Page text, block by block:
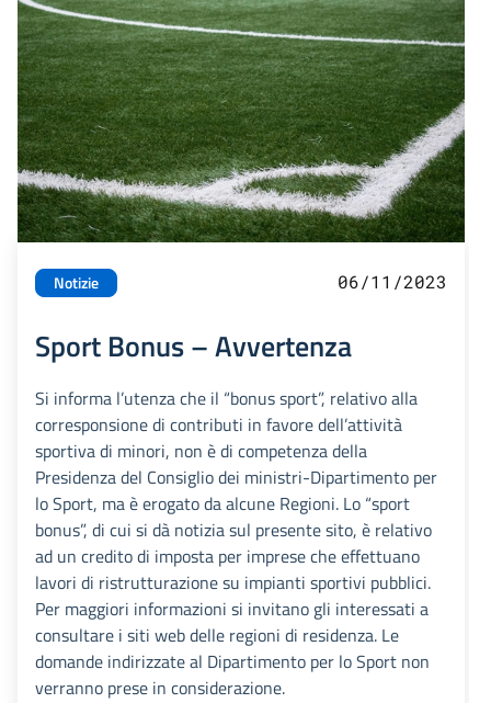
Notizie 06/11/2023
Sport Bonus – Avvertenza
Si informa l’utenza che il “bonus sport”, relativo alla
corresponsione di contributi in favore dell’attività
sportiva di minori, non è di competenza della
Presidenza del Consiglio dei ministri-Dipartimento per
lo Sport, ma è erogato da alcune Regioni. Lo “sport
bonus”, di cui si dà notizia sul presente sito, è relativo
ad un credito di imposta per imprese che effettuano
lavori di ristrutturazione su impianti sportivi pubblici.
Per maggiori informazioni si invitano gli interessati a
consultare i siti web delle regioni di residenza. Le
domande indirizzate al Dipartimento per lo Sport non
verranno prese in considerazione.